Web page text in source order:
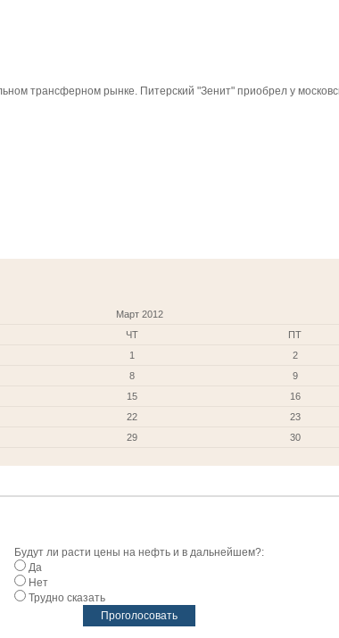
трансферном рынке. Питерский "Зенит" приобрел у
Март 2012
ЧТ ПТ
1
2
8 9
15 16
22 23
29 30
Будут ли расти цены на нефть и в дальнейшем?:
Да
Нет
Трудно сказать